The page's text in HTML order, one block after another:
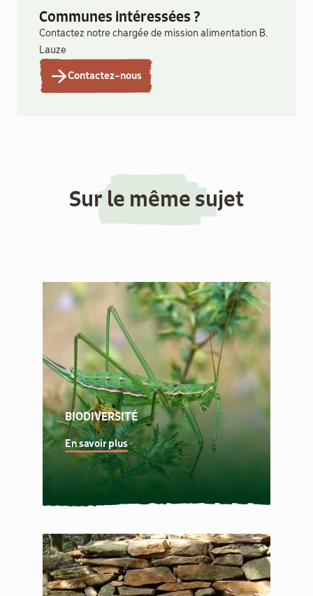
Communes intéressées ?
Contactez notre chargée de mission alimentation B.
Lauze
Contactez-nous
Sur le même sujet
BIODIVERSITÉ
En savoir plus